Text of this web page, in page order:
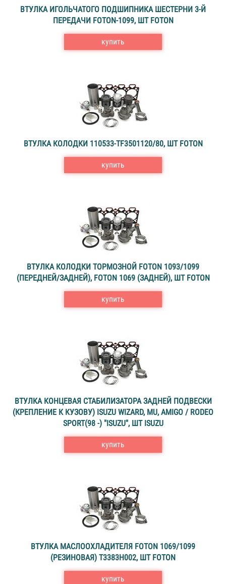
ВТУЛКА ИГОЛЬЧАТОГО ПОДШИПНИКА ШЕСТЕРНИ 3-Й
ПЕРЕДАЧИ FOTON-1099, ШТ FOTON
купить
ВТУЛКА КОЛОДКИ 110533-TF3501120/80, ШТ FOTON
купить
ВТУЛКА КОЛОДКИ ТОРМОЗНОЙ FOTON 1093/1099
(ПЕРЕДНЕЙ/ЗАДНЕЙ), FOTON 1069 (ЗАДНЕЙ), ШТ FOTON
купить
ВТУЛКА КОНЦЕВАЯ СТАБИЛИЗАТОРА ЗАДНЕЙ ПОДВЕСКИ
(КРЕПЛЕНИЕ К КУЗОВУ) ISUZU WIZARD, MU, AMIGO / RODEO
SPORT(98 -) "ISUZU", ШТ ISUZU
купить
ВТУЛКА МАСЛООХЛАДИТЕЛЯ FOTON 1069/1099
(РЕЗИНОВАЯ) Т3383Н002, ШТ FOTON
купить